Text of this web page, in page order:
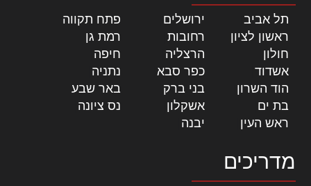
תל אביב ירושלים פתח תקווה
ראשון לציון
רחובות רמת גן
חולון
הרצליה חיפה
אשדוד
כפר סבא נתניה
הוד השרון
בני ברק באר שבע
בת ים
אשקלון נס ציונה
ראש העין
יבנה
מדריכים